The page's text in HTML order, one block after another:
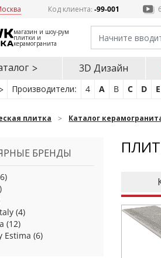
Код клиента:-99-001
магазин и шоу-рум
плитки и
керамогранита
3D Дизайн
Производители: 4 A B C D E
плитка Каталог
БРЕНДЫ
(4)
(12)
Estima (6)